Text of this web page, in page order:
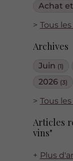
Achat
Tous
Archives
Juin (1)
2026 (3)
Tous
Articles
vins"
Plus